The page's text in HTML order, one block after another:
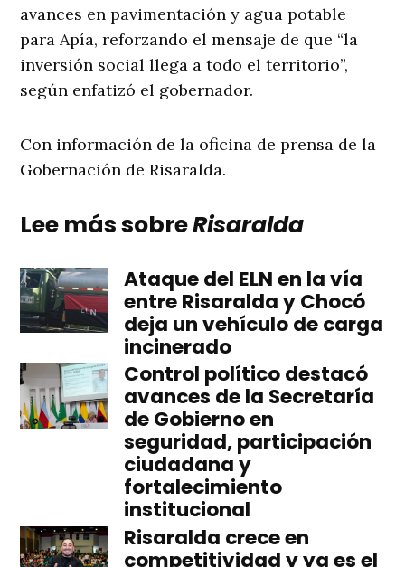
avances en pavimentación y agua potable
para Apía, reforzando el mensaje de que “la
inversión social llega a todo el territorio”,
según enfatizó el gobernador.
Con información de la oficina de prensa de la
Gobernación de Risaralda.
Lee más sobreRisaralda
Ataque del ELN en la vía
entre Risaralda y Chocó
deja un vehículo de carga
incinerado
Control político destacó
avances de la Secretaría
de Gobierno en
seguridad, participación
ciudadana y
fortalecimiento
institucional
Risaralda crece en
competitividad y ya es el